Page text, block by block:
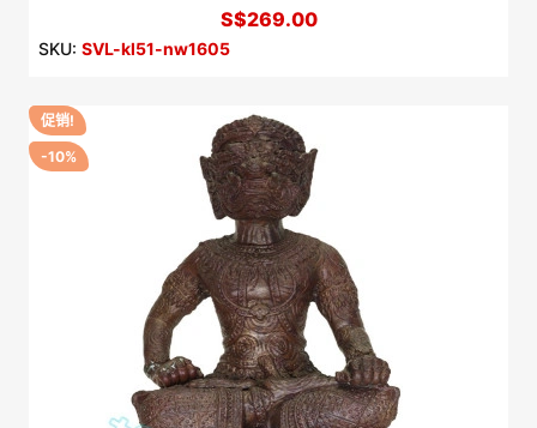
S$269.00
SKU: SVL-kl51-nw1605
促销!
-10%